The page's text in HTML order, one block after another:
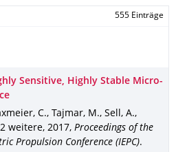
555 Einträge
Sensitive, Highly Stable Micro-
C., Tajmar, M., Sell, A.,
2 weitere, 2017, Proceedings of the
Propulsion Conference (IEPC).